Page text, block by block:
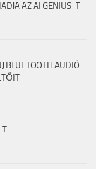
AZ AI GENIUS-T
BLUETOOTH AUDIÓ
T